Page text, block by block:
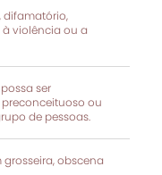
difamatório,
violência ou a
ser
ou
de pessoas.
obscena